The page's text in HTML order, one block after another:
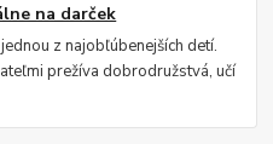
na darček
z najobľúbenejších detí.
prežíva dobrodružstvá, učí